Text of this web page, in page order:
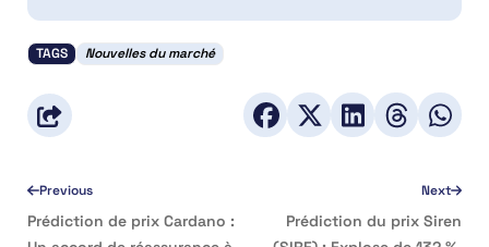
TAGS Nouvelles du marché
Previous
Prédiction de prix Cardano :
Next
Prédiction du prix Siren